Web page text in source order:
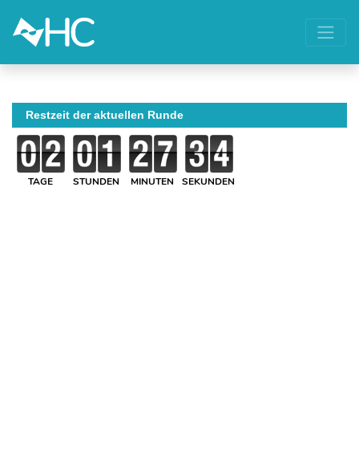
Restzeit der aktuellen Runde
TAGE STUNDEN MINUTEN SEKUNDEN